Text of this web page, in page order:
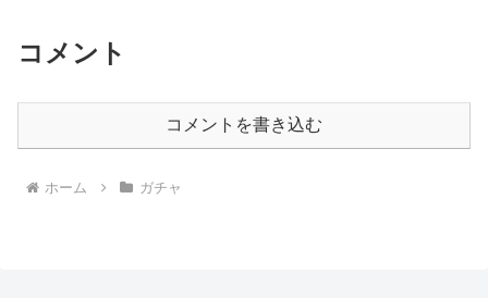
コメント
コメントを書き込む
ホーム ガチャ